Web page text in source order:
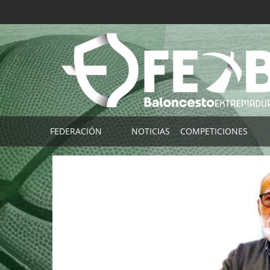
FEDERACIÓN
Imagen Corporativa FExB
NOTICIAS COMPETICIONES
COMPETICIONES
TORNEO
Buscador de
Por
TEMPORADAS